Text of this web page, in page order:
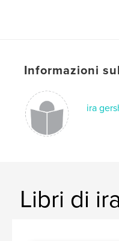
Informazioni
ira
Libri di